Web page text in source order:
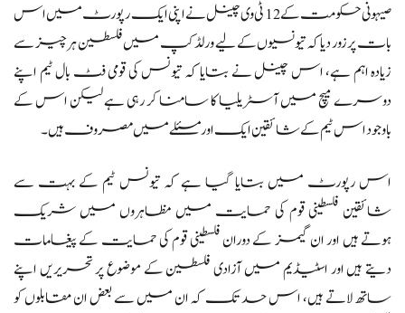
صیہونی حکومت کے 12 ٹی وی چینل نے اپنی ایک رپورٹ میں اس
بات پر زور دیا کہ تیونسیوں کے لیے ورلڈ کپ میں فلسطین ہر چیز سے
زیادہ اہم ہے، اس چینل نے بتایا کہ تیونس کی قومی فٹ بال ٹیم اپنے
دوسرے میچ میں آسٹریلیا کا سامنا کر رہی ہے لیکن اس کے
باوجود اس ٹیم کے شائقین ایک اور مسئلے میں مصروف ہیں۔
اس رپورٹ میں بتایا گیا ہے کہ تیونس ٹیم کے بہت سے
شائقین فلسطینی قوم کی حمایت میں مظاہروں میں شریک
ہوتے ہیں اور ان گیمز کے دوران فلسطینی قوم کی حمایت کے پیغامات
دیتے ہیں اور اسٹیڈیم میں آزادی فلسطین کے موضوع پر تحریریں اپنے
ساتھ لاتے ہیں، اس حد تک کہ ان میں سے بعض ان مقابلوں کو